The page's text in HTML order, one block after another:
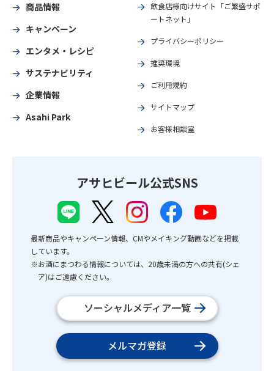
商品情報
キャンペーン
エンタメ・レシピ
サステナビリティ
企業情報
Asahi Park
飲食店様向けサイト「ご繁盛サポ
ートネット」
プライバシーポリシー
推奨環境
ご利用規約
サイトマップ
お客様相談室
アサヒビール公式SNS
最新商品やキャンペーン情報、CMやメイキング動画などを掲載
しています。
※お酒にまつわる情報については、20歳未満の方への共有(シェ
ア)はご遠慮ください。
ソーシャルメディア一覧
メルマガ登録